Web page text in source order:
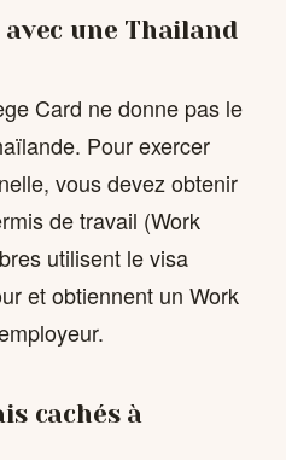
une Thailand
Card ne donne pas le
Pour exercer
vous devez obtenir
de travail (Work
utilisent le visa
et obtiennent un Work
cachés à